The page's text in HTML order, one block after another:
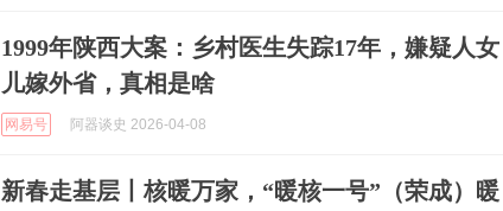
1999年陕西大案：乡村医生失踪17年，嫌疑人女
儿嫁外省，真相是啥
网易号 阿器谈史 2026-04-08
新春走基层丨核暖万家，“暖核一号”（荣成）暖